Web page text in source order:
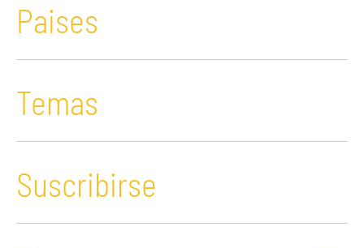
Paises
Temas
Suscribirse